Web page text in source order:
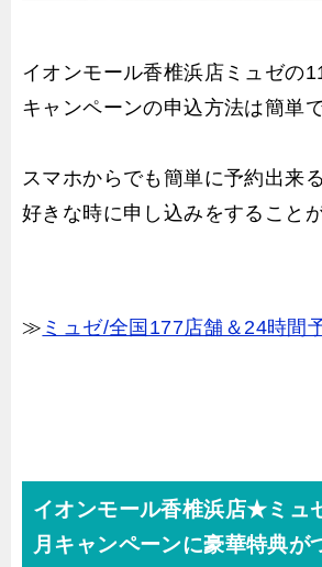
イオンモール香椎浜店ミュゼの
キャンペーンの申込方法は簡単で
スマホからでも簡単に予約出来
好きな時に申し込みをすること
≫ ミュゼ/全国177店舗＆24時間
イオンモール香椎浜店★ミュ
月キャンペーンに豪華特典が